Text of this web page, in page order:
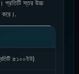
প্রতিটি স্তর উচ্চ
করে।.
≥১০০ইউ)